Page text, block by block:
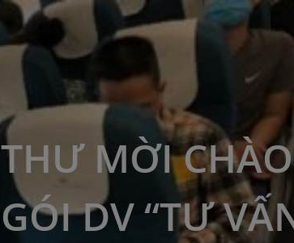
THƯ MỜI
GÓI DV “TƯ